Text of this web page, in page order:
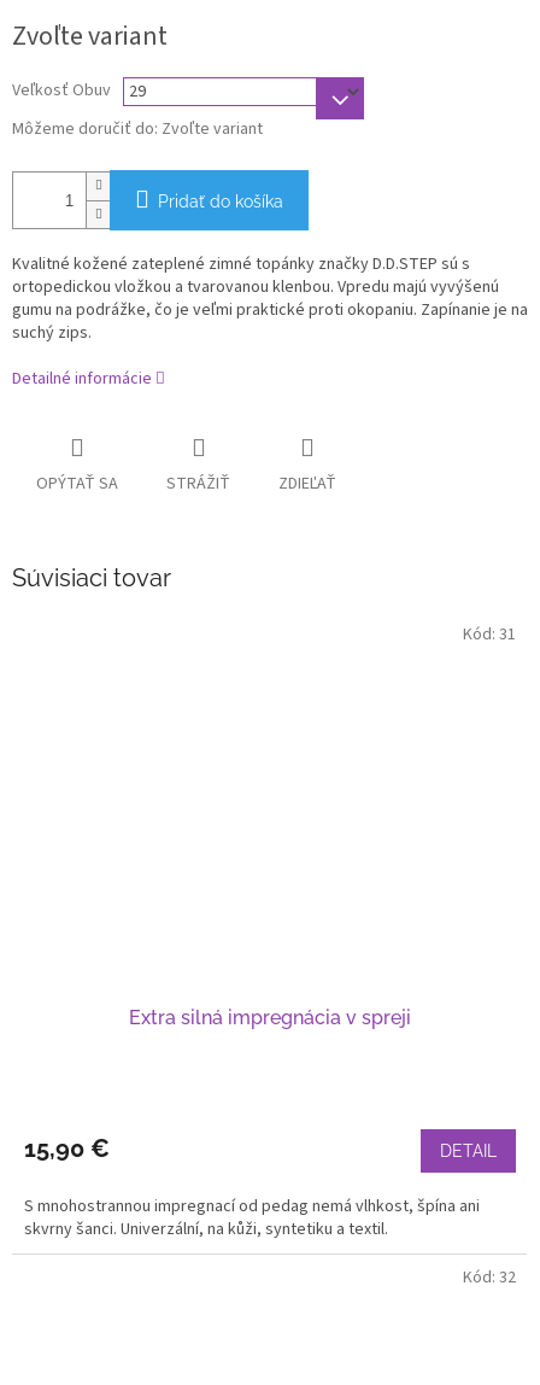
cena:
Zvoľte variant
Veľkosť Obuv
Môžeme doručiť do: Zvoľte variant
Pridať do košíka
Kvalitné kožené zateplené zimné topánky značky D.D.STEP sú s
ortopedickou vložkou a tvarovanou klenbou. Vpredu majú vyvýšenú
gumu na podrážke, čo je veľmi praktické proti okopaniu. Zapínanie je na
suchý zips.
Detailné informácie
OPÝTAŤ SA STRÁŽIŤ ZDIEĽAŤ
Súvisiaci tovar
Extra silná impregnácia v spreji
15,90 € DETAIL
S mnohostrannou impregnací od pedag nemá vlhkost, špína ani
skvrny šanci. Univerzální, na kůži, syntetiku a textil.
Kód: 31
Kód: 32